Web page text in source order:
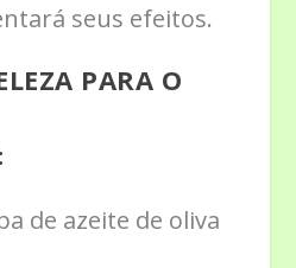
seus efeitos.
PARA O
de azeite de oliva